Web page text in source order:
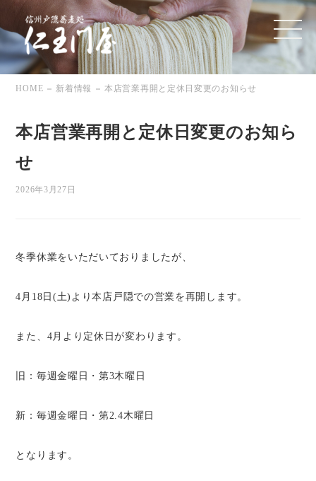
HOME 新着情報 本店営業再開と定休日変更のお知らせ
本店営業再開と定休日変更のお知ら
せ
2026年3月27日
冬季休業をいただいておりましたが、
4月18日(土)より本店戸隠での営業を再開します。
また、4月より定休日が変わります。
旧：毎週金曜日・第3木曜日
新：毎週金曜日・第2.4木曜日
となります。